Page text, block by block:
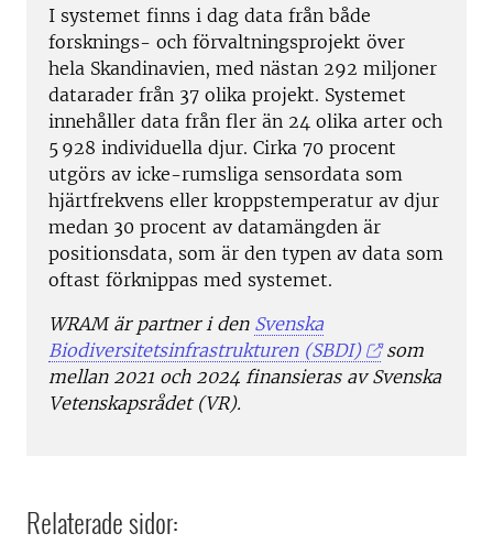
I systemet finns i dag data från både
forsknings- och förvaltningsprojekt över
hela Skandinavien, med nästan 292 miljoner
datarader från 37 olika projekt. Systemet
innehåller data från fler än 24 olika arter och
5 928 individuella djur. Cirka 70 procent
utgörs av icke-rumsliga sensordata som
hjärtfrekvens eller kroppstemperatur av djur
medan 30 procent av datamängden är
positionsdata, som är den typen av data som
oftast förknippas med systemet.
WRAM är partner i den Svenska
Biodiversitetsinfrastrukturen (SBDI)
som
mellan 2021 och 2024 finansieras av Svenska
Vetenskapsrådet (VR).
Relaterade sidor: